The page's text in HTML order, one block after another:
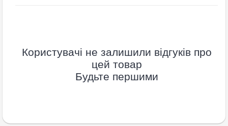
Користувачі не залишили відгуків про
цей товар
Будьте першими